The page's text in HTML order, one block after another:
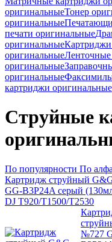
оригинальныеТонер
оригинальные
печати оригинальные
оригинальные
оригинальные
оригинальные
оригинальные
картриджи оригинальные
Струйные
По популярности По
Картридж струйный
GG-B3P24A серый
DJ T920/T1500/T2530
№727